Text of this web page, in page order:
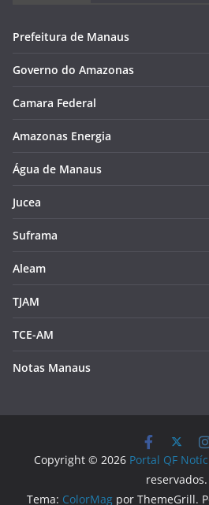
Prefeitura de Manaus
Governo do Amazonas
Camara Federal
Amazonas Energia
Água de Manaus
Jucea
Suframa
Aleam
TJAM
TCE-AM
Notas Manaus
Copyright © 2026 Portal QF
reservados.
Tema: ColorMag por ThemeGrill.